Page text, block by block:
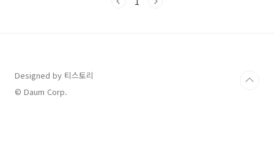
Designed by 티스토리
© Daum Corp.